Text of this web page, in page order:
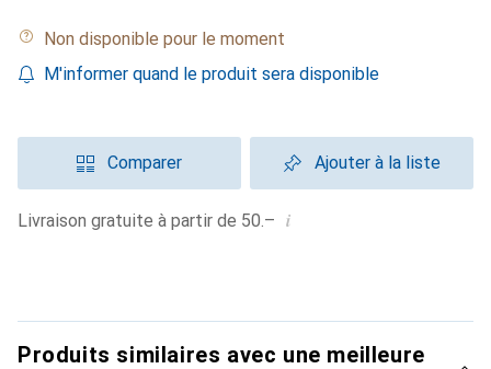
Non disponible pour le moment
M'informer quand le produit sera disponible
Comparer Ajouter à la liste
Livraison gratuite à partir de 50.– i
Produits similaires avec une meilleure